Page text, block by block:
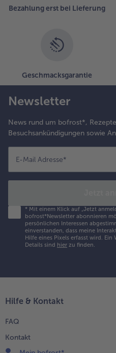
Bezahlung erst bei Lieferung
Geschmacksgarantie
Newsletter
News rund um bofrost*,
Besuchsankündigungen sowie
E-Mail Adresse*
* Mit einem Klick auf „Jetzt
bofrost*Newsletter abonnieren
persönlichen Interessen
einverstanden, dass meine
Hilfe eines Pixels erfasst wird.
Details sind hier zu finden.
Hilfe & Kontakt
FAQ
Kontakt